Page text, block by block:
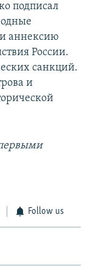
подписал
аннексию
России.
санкций.
и
Follow us